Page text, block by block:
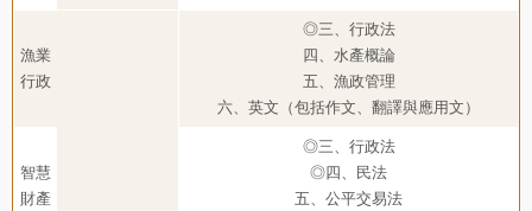
漁業
行政
◎三、行政法
四、水產概論
五、漁政管理
六、英文（包括作文、翻譯與應用文）
智慧
財產
◎三、行政法
◎四、民法
五、公平交易法